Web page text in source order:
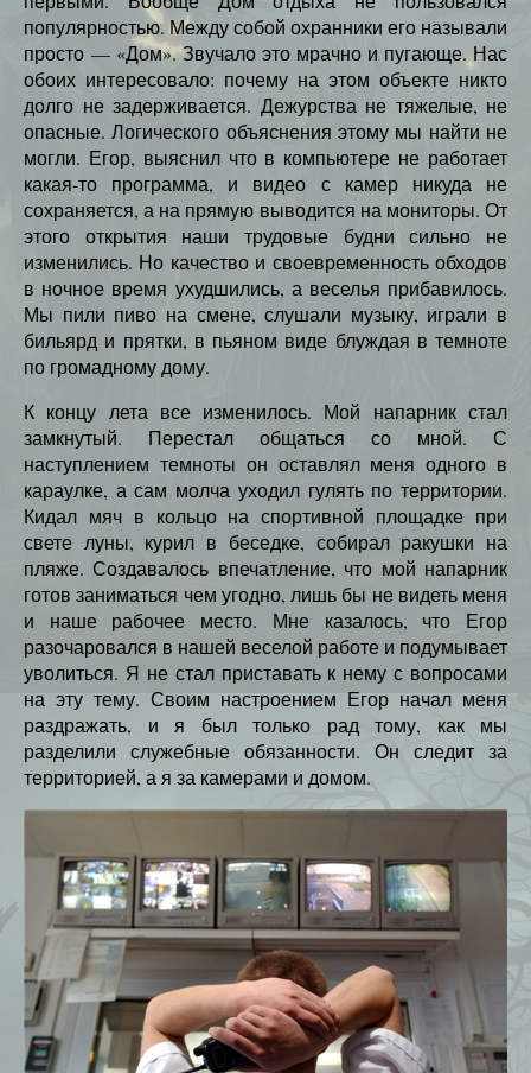
популярностью. Между собой охранники его называли
просто — «Дом». Звучало это мрачно и пугающе. Нас
обоих интересовало: почему на этом объекте никто
долго не задерживается. Дежурства не тяжелые, не
опасные. Логического объяснения этому мы найти не
могли. Егор, выяснил что в компьютере не работает
какая-то программа, и видео с камер никуда не
сохраняется, а на прямую выводится на мониторы. От
этого открытия наши трудовые будни сильно не
изменились. Но качество и своевременность обходов
в ночное время ухудшились, а веселья прибавилось.
Мы пили пиво на смене, слушали музыку, играли в
бильярд и прятки, в пьяном виде блуждая в темноте
по громадному дому.
К концу лета все изменилось. Мой напарник стал
замкнутый. Перестал общаться со мной. С
наступлением темноты он оставлял меня одного в
караулке, а сам молча уходил гулять по территории.
Кидал мяч в кольцо на спортивной площадке при
свете луны, курил в беседке, собирал ракушки на
пляже. Создавалось впечатление, что мой напарник
готов заниматься чем угодно, лишь бы не видеть меня
и наше рабочее место. Мне казалось, что Егор
разочаровался в нашей веселой работе и подумывает
уволиться. Я не стал приставать к нему с вопросами
на эту тему. Своим настроением Егор начал меня
раздражать, и я был только рад тому, как мы
разделили служебные обязанности. Он следит за
территорией, а я за камерами и домом.